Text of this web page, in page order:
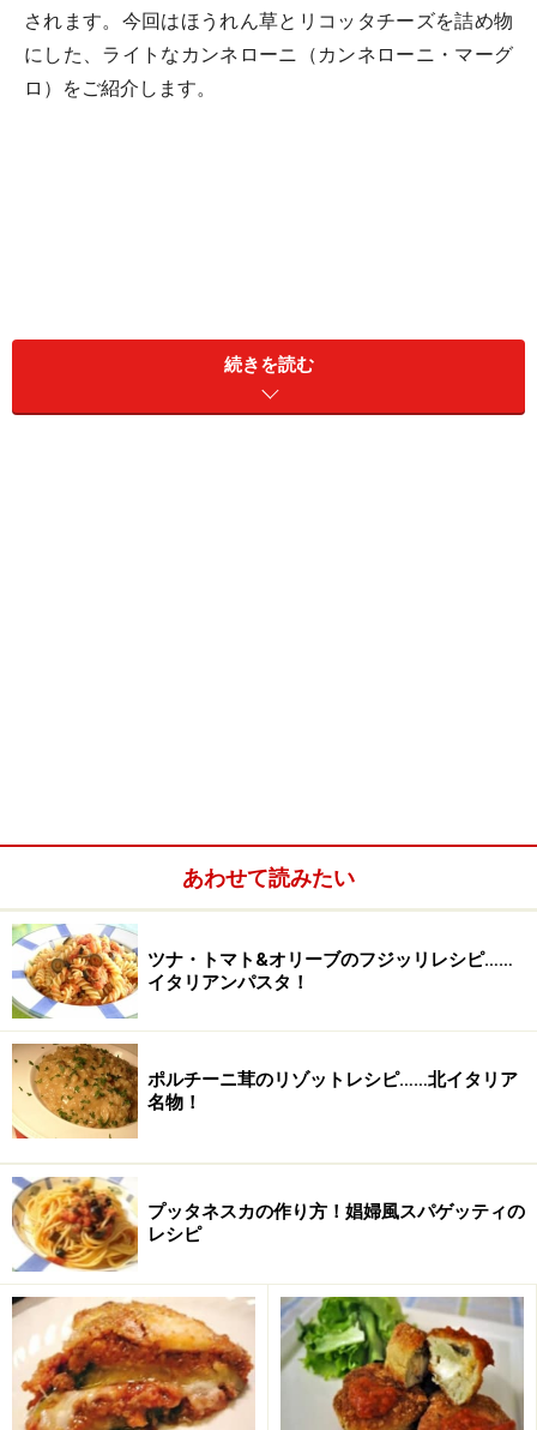
されます。今回はほうれん草とリコッタチーズを詰め物
にした、ライトなカンネローニ（カンネローニ・マーグ
ロ）をご紹介します。
パルメザンチーズ 適量
■ベシャメルソース
牛乳 200cc
薄力粉 大さじ2杯
続きを読む
あわせて読みたい
ツナ・トマト&オリーブのフジッリレシピ……
イタリアンパスタ！
ポルチーニ茸のリゾットレシピ……北イタリア
名物！
プッタネスカの作り方！娼婦風スパゲッティの
レシピ